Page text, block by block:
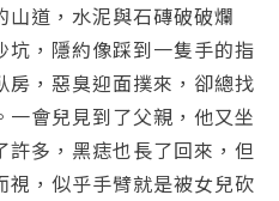
道，水泥與石磚破破爛
，隱約像踩到一隻手的指
房，惡臭迎面撲來，卻總找
會兒見到了父親，他又坐
多，黑痣也長了回來，但
，似乎手臂就是被女兒砍